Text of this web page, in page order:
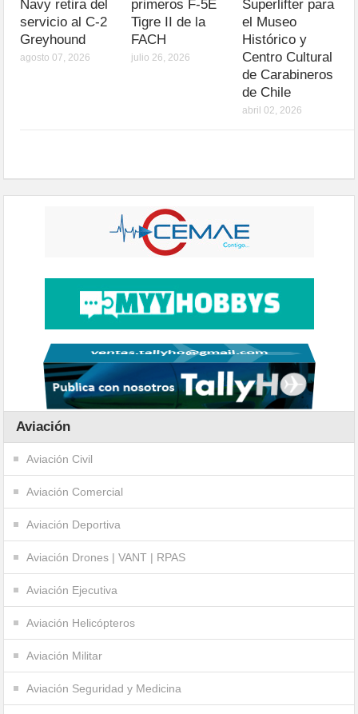
Navy retira del
servicio al C-2
Greyhound
agosto 07, 2026
primeros F-5E
Tigre II de la
FACH
julio 26, 2026
Superlifter para
el Museo
Histórico y
Centro Cultural
de Carabineros
de Chile
abril 02, 2026
Aviación
Aviación Civil
Aviación Comercial
Aviación Deportiva
Aviación Drones | VANT | RPAS
Aviación Ejecutiva
Aviación Helicópteros
Aviación Militar
Aviación Seguridad y Medicina